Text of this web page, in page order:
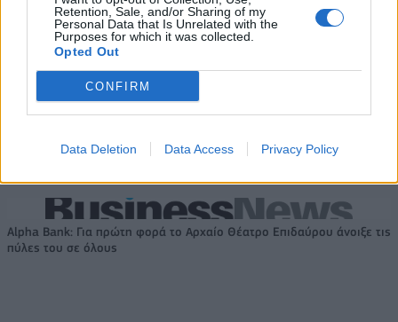
Retention, Sale, and/or Sharing of my
Personal Data that Is Unrelated with the
Purposes for which it was collected.
Opted Out
CONFIRM
Data Deletion Data Access Privacy Policy
Το FIAT 500 Hybrid τώρα από
18.990 ευρώ
Ατρόμητος και Novibet
18η συνεχόμενη χρονιά για τον ΟΤΕ στη διεθνή σειρά δεικτών
Alpha Bank: Για πρώτη φορά το Αρχαίο Θέατρο Επιδαύρου άνοιξε τις
πύλες του σε όλους